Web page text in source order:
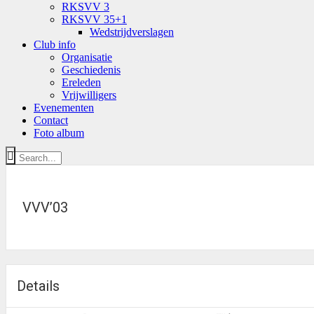
RKSVV 3
RKSVV 35+1
Wedstrijdverslagen
Club info
Organisatie
Geschiedenis
Ereleden
Vrijwilligers
Evenementen
Contact
Foto album
VVV’03
Details